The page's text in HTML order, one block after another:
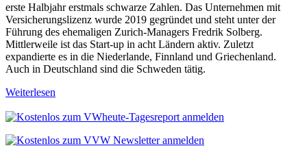
erste Halbjahr erstmals schwarze Zahlen. Das Unternehmen mit
Versicherungslizenz wurde 2019 gegründet und steht unter der
Führung des ehemaligen Zurich-Managers Fredrik Solberg.
Mittlerweile ist das Start-up in acht Ländern aktiv. Zuletzt
expandierte es in die Niederlande, Finnland und Griechenland.
Auch in Deutschland sind die Schweden tätig.
Weiterlesen